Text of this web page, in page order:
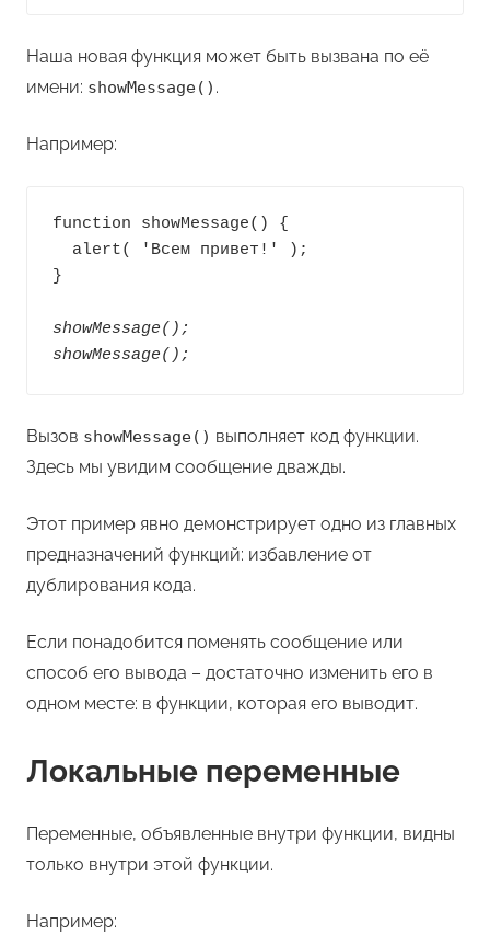
Наша новая функция может быть вызвана по её
имени: showMessage() .
Например:
function showMessage() {
}
showMessage();
showMessage();
Вызов showMessage() выполняет код функции.
Здесь мы увидим сообщение дважды.
Этот пример явно демонстрирует одно из главных
предназначений функций: избавление от
дублирования кода.
Если понадобится поменять сообщение или
способ его вывода – достаточно изменить его в
одном месте: в функции, которая его выводит.
Локальные переменные
Переменные, объявленные внутри функции, видны
только внутри этой функции.
Например: